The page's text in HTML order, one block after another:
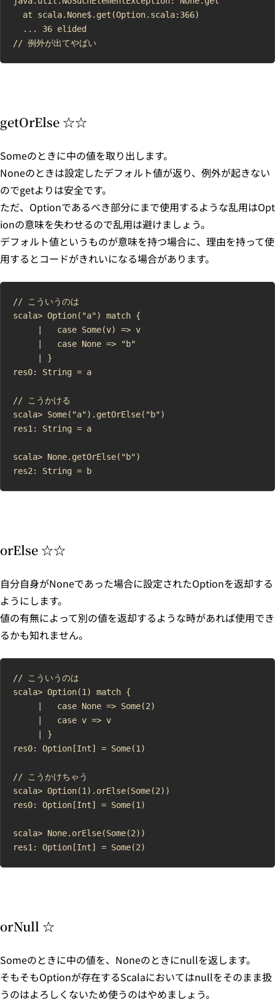
  at scala.None$.get(Option.scala:366)
  ... 36 elided
getOrElse ☆☆
Someのときに中の値を取り出します。
Noneのときは設定したデフォルト値が返り、例外が起きない
のでgetよりは安全です。
ただ、Optionであるべき部分にまで使用するような乱用はOpt
ionの意味を失わせるので乱用は避けましょう。
デフォルト値というものが意味を持つ場合に、理由を持って使
用するとコードがきれいになる場合があります。
// こういうのは
scala> Option("a") match {
     |   case Some(v) => v
     |   case None => "b"
     | }
res0: String = a
// こうかける
scala> Some("a").getOrElse("b")
res1: String = a
scala> None.getOrElse("b")
orElse ☆☆
自分自身がNoneであった場合に設定されたOptionを返却する
ようにします。
値の有無によって別の値を返却するような時があれば使用でき
るかも知れません。
// こういうのは
scala> Option(1) match {
     |   case None => Some(2)
     |   case v => v
     | }
res0: Option[Int] = Some(1)
// こうかけちゃう
scala> Option(1).orElse(Some(2))
res0: Option[Int] = Some(1)
scala> None.orElse(Some(2))
orNull ☆
Someのときに中の値を、Noneのときにnullを返します。
そもそもOptionが存在するScalaにおいてはnullをそのまま扱
うのはよろしくないため使うのはやめましょう。